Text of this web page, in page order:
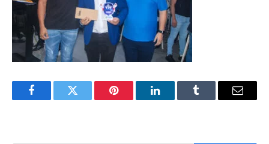
FacebookTwitter Pinterest LinkedInTumblr Email